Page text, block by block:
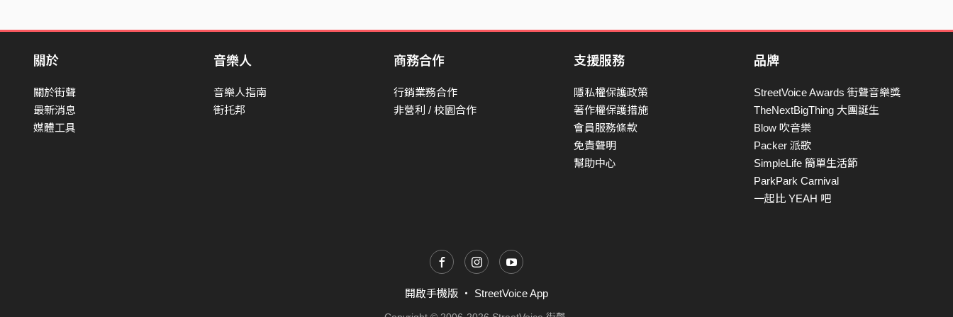
關於
關於街聲
最新消息
媒體工具
音樂人
音樂人指南
街托邦
商務合作
行銷業務合作
非營利 / 校園合作
支援服務
隱私權保護政策
著作權保護措施
會員服務條款
免責聲明
幫助中心
品牌
StreetVoice Awards 街聲音樂獎
TheNextBigThing 大團誕生
Blow 吹音樂
Packer 派歌
SimpleLife 簡單生活節
ParkPark Carnival
一起比 YEAH 吧
開啟手機版 ・ StreetVoice App